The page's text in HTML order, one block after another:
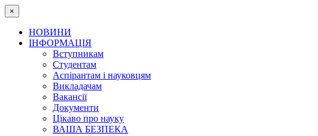
×
НОВИНИ
ІНФОРМАЦІЯ
Вступникам
Студентам
Аспірантам і науковцям
Викладачам
Вакансії
Документи
Цікаво про науку
ВАША БЕЗПЕКА